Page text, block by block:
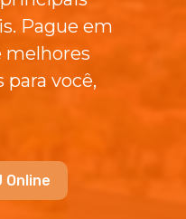
Pague em
melhores
para você,
Online